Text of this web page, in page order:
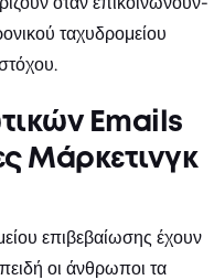
ταχυδρομείου
Emails
Μάρκετινγκ
επιβεβαίωσης έχουν
οι άνθρωποι τα